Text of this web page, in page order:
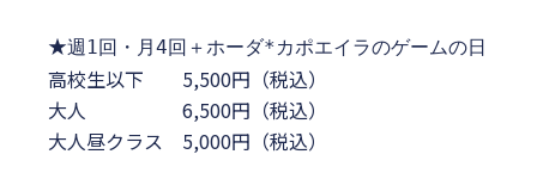
★週1回・月4回＋ホーダ*カポエイラのゲームの日
高校生以下 5,500円（税込）
大人 6,500円（税込）
大人昼クラス 5,000円（税込）